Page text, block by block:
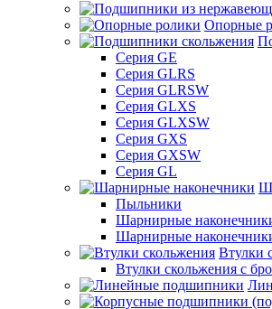
Опорные
Серия GE
Серия GLRS
Серия GLRSW
Серия GLXS
Серия GLXSW
Серия GXS
Серия GXSW
Серия GL
Пыльники
Шарнирные
Шарнирные
Втулки
Втулки скольжения с